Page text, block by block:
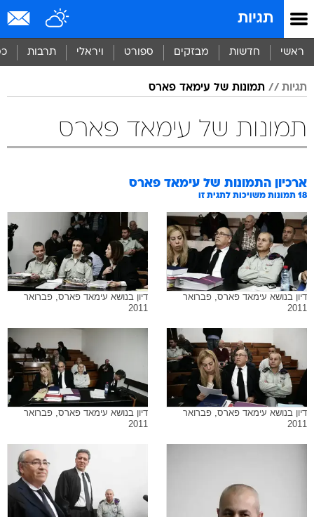
תגיות
ראשי חדשות מבזקים ספורט ויראלי תרבות
תגיות תמונות של עימאד פארס
תמונות של עימאד פארס
ארכיון התמונות של עימאד פארס
18 תמונות משויכות לתגית זו
דיון בנושא עימאד פארס, פברואר
2011
דיון בנושא עימאד פארס, פברואר
2011
דיון בנושא עימאד פארס, פברואר
2011
דיון בנושא עימאד פארס, פברואר
2011